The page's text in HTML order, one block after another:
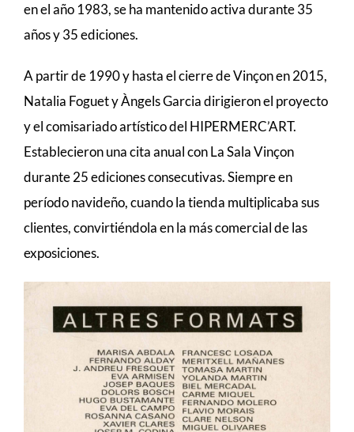
en el año 1983, se ha mantenido activa durante 35
años y 35 ediciones.
A partir de 1990 y hasta el cierre de Vinçon en 2015,
Natalia Foguet y Àngels Garcia dirigieron el proyecto
y el comisariado artístico del HIPERMERC’ART.
Establecieron una cita anual con La Sala Vinçon
durante 25 ediciones consecutivas. Siempre en
período navideño, cuando la tienda multiplicaba sus
clientes, convirtiéndola en la más comercial de las
exposiciones.